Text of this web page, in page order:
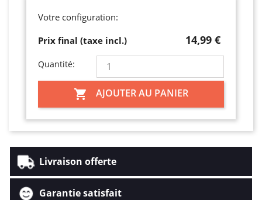
Votre configuration:
Prix final (taxe incl.)
14,99 €
Quantité:
 AJOUTER AU PANIER
Livraison offerte
Garantie satisfait